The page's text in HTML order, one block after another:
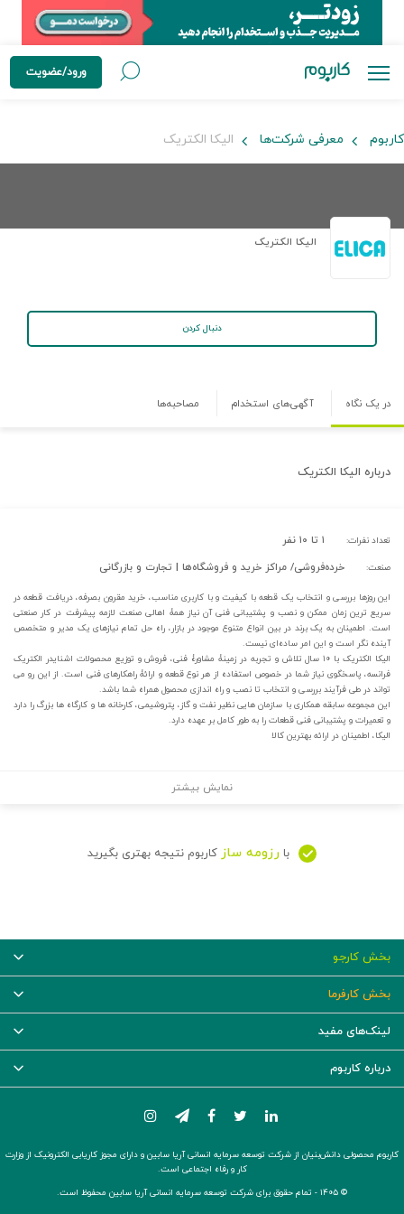
ورود/عضویت
کاربوم معرفی شرکت‌ها الیکا الکتریک
الیکا الکتریک
دنبال کردن
در یک نگاه آگهی‌های استخدام مصاحبه‌ها
درباره الیکا الکتریک
تعداد نفرات: ۱ تا ۱۰ نفر
صنعت: خرده‌فروشی/ مراکز خرید و فروشگاه‌ها | تجارت و بازرگانی
این روزها بررسی و انتخاب یک قطعه با کیفیت و با کاربری مناسب، خرید مقرون بصرفه، دریافت قطعه در
سریع ترین زمان ممکن و نصب و پشتیبانی فنی آن نیاز همۀ اهالی صنعت لازمه پیشرفت در کار صنعتی
است. اطمینان به یک برند در بین انواع متنوع موجود در بازار، راه حل تمام نیازهای یک مدیر و متخصص
آینده نگر است و این امر ساده‌ای نیست.
الیکا الکتریک با ۱۰ سال تلاش و تجربه در زمینۀ مشاورۀ فنی، فروش و توزیع محصولات اشنایدر الکتریک
فرانسه، پاسخگوی نیاز شما در خصوص استفاده از هر نوع قطعه و ارائۀ راهکارهای فنی است. از این رو می
تواند در طی فرآیند بررسی و انتخاب تا نصب و راه اندازی محصول همراه شما باشد.
این مجموعه سابقه همکاری با سازمان هایی نظیر نفت و گاز، پتروشیمی، کارخانه ها و کارگاه ها بزرگ را دارد
و تعمیرات و پشتیبانی فنی قطعات را به طور کامل بر عهده دارد.
الیکا، اطمینان در ارائه بهترین کالا
نمایش بیشتر
با رزومه ساز کاربوم نتیجه بهتری بگیرید
بخش کارجو
بخش کارفرما
لینک‌های مفید
درباره کاربوم
کاربوم محصولی دانش‌بنیان از شرکت توسعه سرمایه انسانی آریا سابین و دارای مجوز کاریابی الکترونیک از وزارت
کار و رفاه اجتماعی است.
© ۱۴۰۵ -
تمام حقوق برای شرکت توسعه سرمایه انسانی آریا سابین محفوظ است.